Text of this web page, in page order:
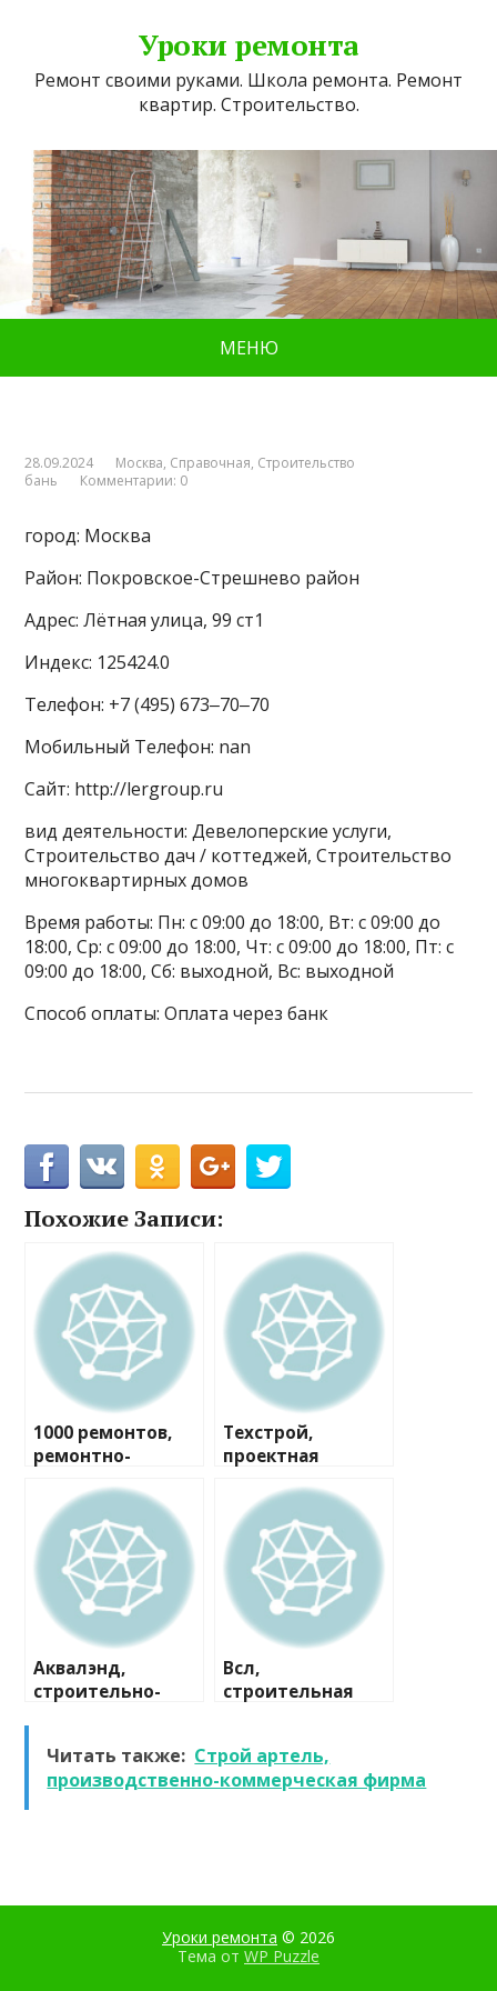
Уроки ремонта
Ремонт своими руками. Школа ремонта. Ремонт
квартир. Строительство.
МЕНЮ
28.09.2024 Москва, Справочная, Строительство
бань
Комментарии: 0
город: Москва
Район: Покровское-Стрешнево район
Адрес: Лётная улица, 99 ст1
Индекс: 125424.0
Телефон: +7 (495) 673‒70‒70
Мобильный Телефон: nan
Сайт: http://lergroup.ru
вид деятельности: Девелоперские услуги,
Строительство дач / коттеджей, Строительство
многоквартирных домов
Время работы: Пн: с 09:00 до 18:00, Вт: с 09:00 до
18:00, Ср: с 09:00 до 18:00, Чт: с 09:00 до 18:00, Пт: с
09:00 до 18:00, Сб: выходной, Вс: выходной
Способ оплаты: Оплата через банк
Похожие Записи:
1000 ремонтов,
ремонтно-
компания
Техстрой,
проектная
Аквалэнд,
строительно-
Всл,
строительная
Читать также: Строй артель,
производственно-коммерческая фирма
Уроки ремонта © 2026
Тема от WP Puzzle